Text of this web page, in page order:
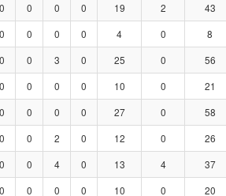
0 0 0 0 19 2 43
0 0 0 0 4 0 8
0 0 3 0 25 0 56
0 0 0 0 10 0 21
0 0 0 0 27 0 58
0 0 2 0 12 0 26
0 0 4 0 13 4 37
0 0 0 0 10 0 20